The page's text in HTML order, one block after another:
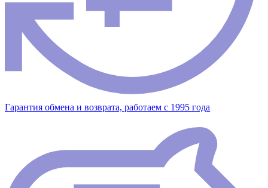
Гарантия обмена и возврата, работаем с 1995 года